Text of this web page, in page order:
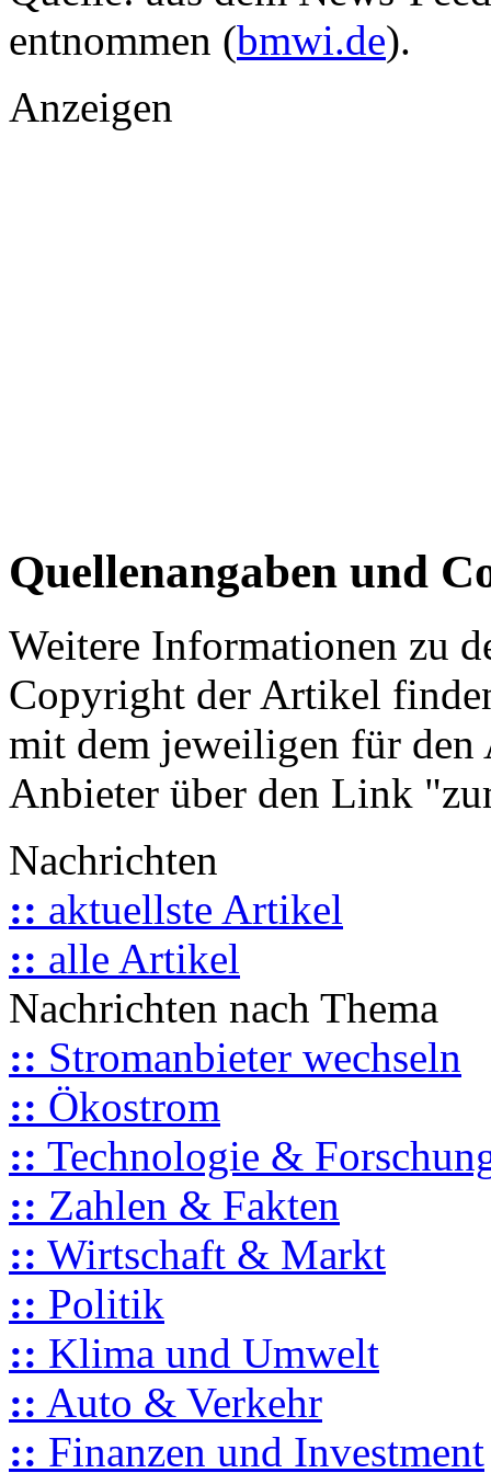
entnommen (bmwi.de).
Anzeigen
Quellenangaben und
Weitere Informationen zu
Copyright der Artikel
mit dem jeweiligen für
Anbieter über den Link
Nachrichten
:: aktuellste Artikel
:: alle Artikel
Nachrichten nach Thema
:: Stromanbieter wechseln
:: Ökostrom
:: Technologie &
:: Zahlen & Fakten
:: Wirtschaft & Markt
:: Politik
:: Klima und Umwelt
:: Auto & Verkehr
:: Finanzen und Investment